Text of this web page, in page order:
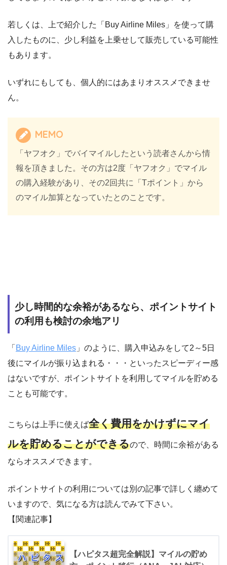
若しくは、上で紹介した「Buy Airline Miles」を使って購
入したものに、少し利益を上乗せして販売している可能性
もあります。
いずれにもしても、個人的にはあまりオススメできませ
ん。
MEMO
「ヤフオク」でバイマイルしたという読者さんから情
報を頂きました。その方は2度「ヤフオク」でマイル
の購入経験があり、その2回共に「Tポイント」から
のマイル加算となっていたとのことです。
少し時間的な余裕があるなら、ポイントサイト
の利用も検討の余地アリ
「 Buy Airline Miles 」のように、購入申込みをして2～5日
後にマイルが振り込まれる・・・といったスピーディー感
はないですが、ポイントサイトを利用してマイルを貯める
ことも可能です。
こちらは上手に使えば全く費用をかけずにマイ
ルを貯めることができるので、時間に余裕がある
ならオススメできます。
ポイントサイトの利用については別の記事で詳しく纏めて
いますので、気になる方は読んでみて下さい。
【関連記事】
【ハピタス超完全解説】マイルの貯め